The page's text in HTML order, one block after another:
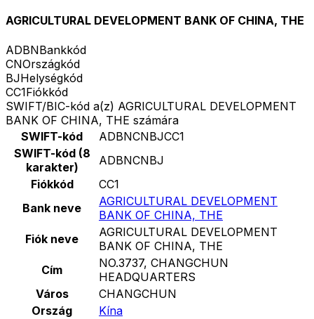
AGRICULTURAL DEVELOPMENT BANK OF CHINA, THE
ADBNBankkód
CNOrszágkód
BJHelységkód
CC1Fiókkód
SWIFT/BIC-kód a(z) AGRICULTURAL DEVELOPMENT
BANK OF CHINA, THE számára
SWIFT-kód
ADBNCNBJCC1
SWIFT-kód (8
karakter)
ADBNCNBJ
Fiókkód
CC1
Bank neve
AGRICULTURAL DEVELOPMENT
BANK OF CHINA, THE
Fiók neve
AGRICULTURAL DEVELOPMENT
BANK OF CHINA, THE
Cím
NO.3737, CHANGCHUN
HEADQUARTERS
Város
CHANGCHUN
Ország
Kína